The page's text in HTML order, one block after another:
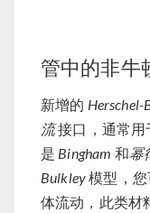
管中的非牛
新增的 Herschel-
流接口，通常用
是 Bingham 和幂
Bulkley模型，
体流动，此类材